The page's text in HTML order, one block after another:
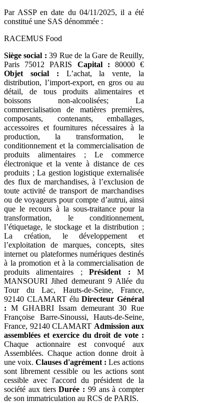
Par ASSP en date du 04/11/2025, il a été
constitué une SAS dénommée :
RACEMUS Food
Siège social : 39 Rue de la Gare de Reuilly,
Paris 75012 PARIS Capital : 80000 €
Objet social : L’achat, la vente, la
distribution, l’import-export, en gros ou au
détail, de tous produits alimentaires et
boissons non-alcoolisées; La
commercialisation de matières premières,
composants, contenants, emballages,
accessoires et fournitures nécessaires à la
production, la transformation, le
conditionnement et la commercialisation de
produits alimentaires ; Le commerce
électronique et la vente à distance de ces
produits ; La gestion logistique externalisée
des flux de marchandises, à l’exclusion de
toute activité de transport de marchandises
ou de voyageurs pour compte d’autrui, ainsi
que le recours à la sous-traitance pour la
transformation, le conditionnement,
l’étiquetage, le stockage et la distribution ;
La création, le développement et
l’exploitation de marques, concepts, sites
internet ou plateformes numériques destinés
à la promotion et à la commercialisation de
produits alimentaires ;Président : M
MANSOURI Jihed demeurant 9 Allée du
Tour du Lac, Hauts-de-Seine, France,
92140 CLAMART éluDirecteur Général
: M GHABRI Issam demeurant 30 Rue
Françoise Barre-Sinoussi, Hauts-de-Seine,
France, 92140 CLAMART Admission aux
assemblées et exercice du droit de vote :
Chaque actionnaire est convoqué aux
Assemblées. Chaque action donne droit à
une voix. Clauses d'agrément : Les actions
sont librement cessible ou les actions sont
cessible avec l'accord du président de la
société aux tiersDurée : 99 ans à compter
de son immatriculation au RCS de PARIS.